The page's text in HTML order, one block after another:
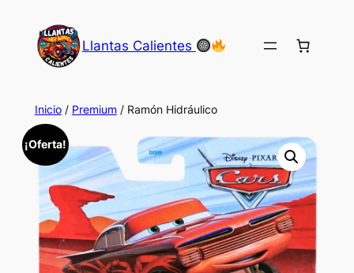
contenido
Llantas Calientes
Inicio/ Premium/ Ramón Hidráulico
¡Oferta!